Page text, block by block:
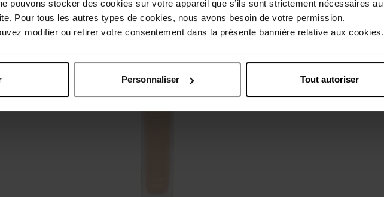
pouvons stocker des cookies sur votre appareil que s’ils sont strictement nécessaires au
Pour tous les autres types de cookies, nous avons besoin de votre permission.
modifier ou retirer votre consentement dans la présente bannière relative aux cookies.
Personnaliser Tout autoriser
Vous aimerez peut-être